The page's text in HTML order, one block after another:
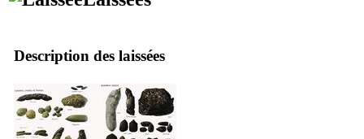
Description des laissées